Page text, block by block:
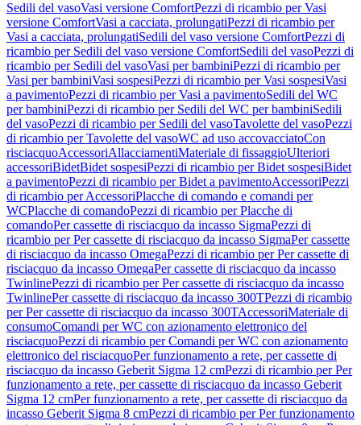
Sedili del vasoVasi versione ComfortPezzi di ricambio per Vasi
versione ComfortVasi a cacciata, prolungatiPezzi di ricambio per
Vasi a cacciata, prolungatiSedili del vaso versione ComfortPezzi di
ricambio per Sedili del vaso versione ComfortSedili del vasoPezzi di
ricambio per Sedili del vasoVasi per bambiniPezzi di ricambio per
Vasi per bambiniVasi sospesiPezzi di ricambio per Vasi sospesiVasi
a pavimentoPezzi di ricambio per Vasi a pavimentoSedili del WC
per bambiniPezzi di ricambio per Sedili del WC per bambiniSedili
del vasoPezzi di ricambio per Sedili del vasoTavolette del vasoPezzi
di ricambio per Tavolette del vasoWC ad uso accovacciatoCon
risciacquoAccessoriAllacciamentiMateriale di fissaggioUlteriori
accessoriBidetBidet sospesiPezzi di ricambio per Bidet sospesiBidet
a pavimentoPezzi di ricambio per Bidet a pavimentoAccessoriPezzi
di ricambio per AccessoriPlacche di comando e comandi per
WCPlacche di comandoPezzi di ricambio per Placche di
comandoPer cassette di risciacquo da incasso SigmaPezzi di
ricambio per Per cassette di risciacquo da incasso SigmaPer cassette
di risciacquo da incasso OmegaPezzi di ricambio per Per cassette di
risciacquo da incasso OmegaPer cassette di risciacquo da incasso
TwinlinePezzi di ricambio per Per cassette di risciacquo da incasso
TwinlinePer cassette di risciacquo da incasso 300TPezzi di ricambio
per Per cassette di risciacquo da incasso 300TAccessoriMateriale di
consumoComandi per WC con azionamento elettronico del
risciacquoPezzi di ricambio per Comandi per WC con azionamento
elettronico del risciacquoPer funzionamento a rete, per cassette di
risciacquo da incasso Geberit Sigma 12 cmPezzi di ricambio per Per
funzionamento a rete, per cassette di risciacquo da incasso Geberit
Sigma 12 cmPer funzionamento a rete, per cassette di risciacquo da
incasso Geberit Sigma 8 cmPezzi di ricambio per Per funzionamento